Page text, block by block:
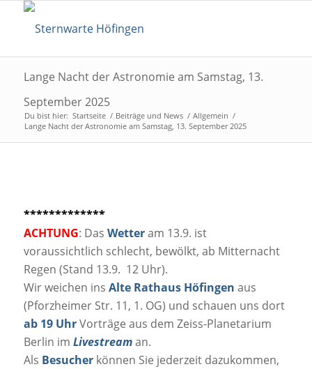
Lange Nacht der Astronomie am Samstag, 13.
September 2025
Du bist hier: Startseite / Beiträge und News / Allgemein /
Lange Nacht der Astronomie am Samstag, 13. September 2025
*************
ACHTUNG: Das Wetteram 13.9. ist
voraussichtlich schlecht, bewölkt, ab Mitternacht
Regen (Stand 13.9. 12 Uhr).
Wir weichen ins Alte Rathaus Höfingen aus
(Pforzheimer Str. 11, 1. OG) und schauen uns dort
ab 19 UhrVorträge aus dem Zeiss-Planetarium
Berlin im Livestreaman.
Als Besucherkönnen Sie jederzeit dazukommen,